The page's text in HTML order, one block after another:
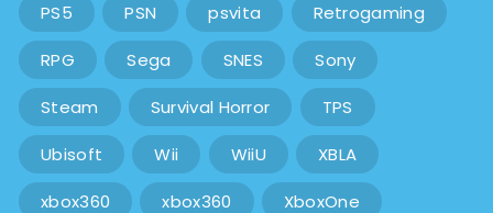
PS5 PSN psvita Retrogaming
RPG Sega SNES Sony
Steam Survival Horror TPS
Ubisoft Wii WiiU XBLA
xbox360 xbox360 XboxOne